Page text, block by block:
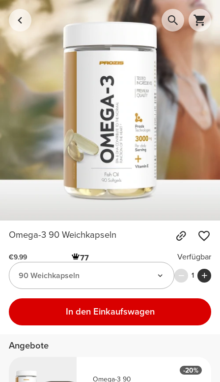
Omega-3 90 Weichkapseln
€9.99 77
Verfügbar
90 Weichkapseln
1
In den Einkaufswagen
Angebote
Omega-3 90
-20%